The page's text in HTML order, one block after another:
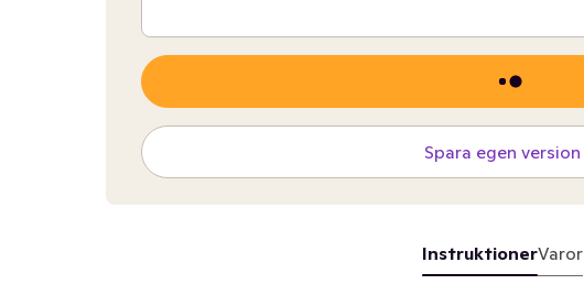
Spara egen version
InstruktionerVaror